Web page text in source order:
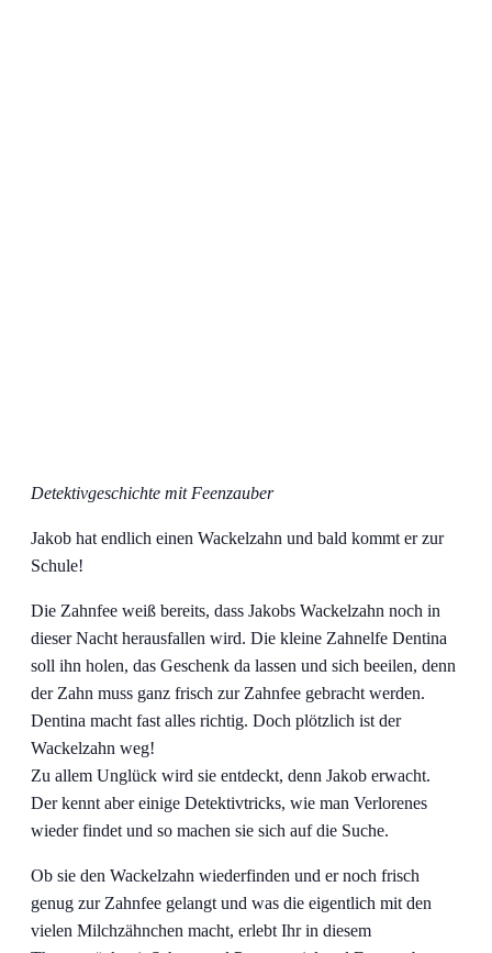
Detektivgeschichte mit Feenzauber
Jakob hat endlich einen Wackelzahn und bald kommt er zur
Schule!
Die Zahnfee weiß bereits, dass Jakobs Wackelzahn noch in
dieser Nacht herausfallen wird. Die kleine Zahnelfe Dentina
soll ihn holen, das Geschenk da lassen und sich beeilen, denn
der Zahn muss ganz frisch zur Zahnfee gebracht werden.
Dentina macht fast alles richtig. Doch plötzlich ist der
Wackelzahn weg!
Zu allem Unglück wird sie entdeckt, denn Jakob erwacht.
Der kennt aber einige Detektivtricks, wie man Verlorenes
wieder findet und so machen sie sich auf die Suche.
Ob sie den Wackelzahn wiederfinden und er noch frisch
genug zur Zahnfee gelangt und was die eigentlich mit den
vielen Milchzähnchen macht, erlebt Ihr in diesem